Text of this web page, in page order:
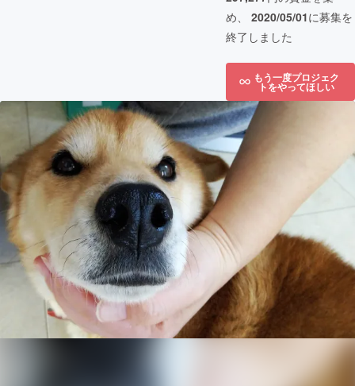
め、 2020/05/01に募集を
終了しました
もう一度プロジェク
トをやってほしい